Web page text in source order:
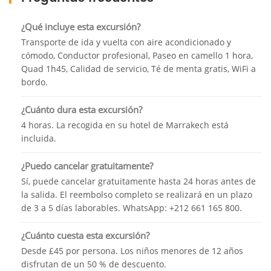
mientras estés en Marrakech. Deténgase en un lugar para
disfrutar de un té de menta gratuito y tenga un hermoso
momento marroquí compartido con el personal y el
conductor.
Para la segunda experiencia que es la bicicleta Quad, la
instrucciones antes del inicio sobre el equipo que usará
(gafas, guantes y aldea) y luego una prueba de manejo con
la guía de la bicicleta quad.
llevará a ver algunos paisajes impresionantes en la amplia
tierra de las palmeras, disfrute de este momento
aventurero con un guía profesional de vehículos todo
terreno y también tome hermosas fotos en la cima de las
dunas rugosas. . La caminata que el guía lo guiará en una
de las opciones fascinantes para disfrutar de cada parte
de la palmera.
¿Qué incluye esta excursión?
Transporte de ida y vuelta con aire acondicionado y
cómodo, Conductor profesional, Paseo en camello 1 hora,
Quad 1h45, Calidad de servicio, Té de menta gratis, WiFi a
bordo.
¿Cuánto dura esta excursión?
4 horas. La recogida en su hotel de Marrakech está
incluida.
¿Puedo cancelar gratuitamente?
Sí, puede cancelar gratuitamente hasta 24 horas antes de
la salida. El reembolso completo se realizará en un plazo
de 3 a 5 días laborables. WhatsApp: +212 661 165 800.
¿Cuánto cuesta esta excursión?
Desde £45 por persona. Los niños menores de 12 años
disfrutan de un 50 % de descuento.